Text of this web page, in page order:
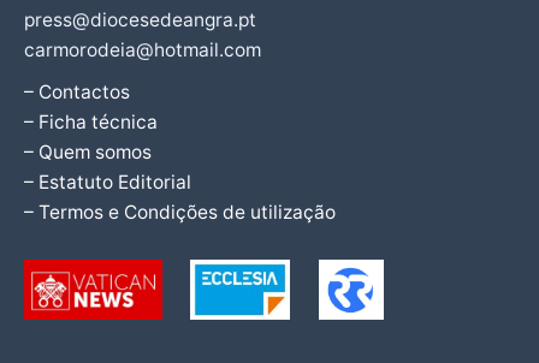
press@diocesedeangra.pt
carmorodeia@hotmail.com
– Contactos
– Ficha técnica
– Quem somos
– Estatuto Editorial
– Termos e Condições de utilização